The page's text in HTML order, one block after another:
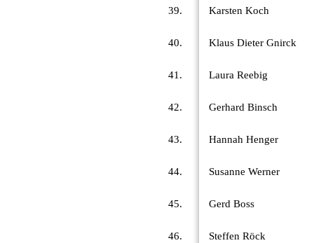
39. Karsten Koch
40. Klaus Dieter Gnirck
41. Laura Reebig
42. Gerhard Binsch
43. Hannah Henger
44. Susanne Werner
45. Gerd Boss
46. Steffen Röck